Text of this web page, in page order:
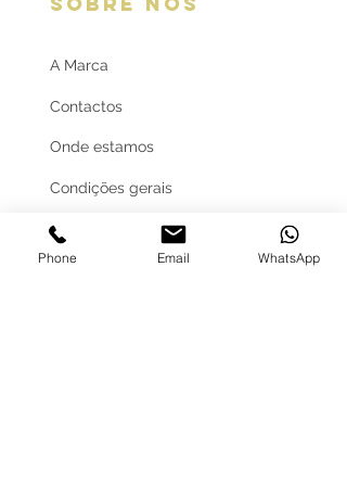
A Marca
Contactos
Onde estamos
Condições gerais
Serviços
Phone Email WhatsApp